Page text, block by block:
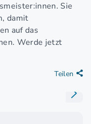
Sie
damit
auf das
Werde jetzt
Teilen